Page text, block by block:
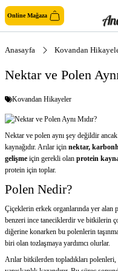
Online Mağaza
Anasayfa Kovandan
Nektar ve Polen
Kovandan Hikayeler
Nektar ve polen aynı şey değildir
kaynağıdır. Arılar için nektar,
gelişme için gerekli olan protein
protein için toplar.
Polen Nedir?
Çiçeklerin erkek organlarında yer alan
benzeri ince taneciklerdir ve bitkilerin
diğerine konarken bu polenlerin
biri olan tozlaşmaya yardımcı olurlar.
Arılar bitkilerden topladıkları